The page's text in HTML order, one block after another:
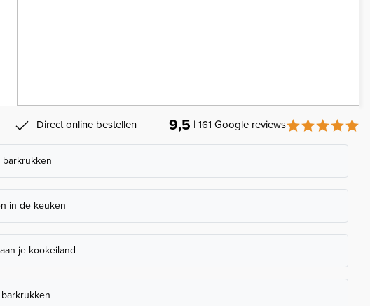
Direct online bestellen 9,5 | 161 Google reviews
in de keuken
je kookeiland